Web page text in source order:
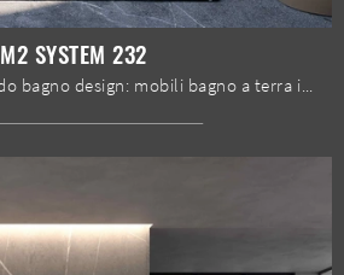
M2 SYSTEM 232
Scopri di più sull'arredo bagno design: mobili bagno a terra in legno come il modello M2 System 232 di Baxar ti aspettano.